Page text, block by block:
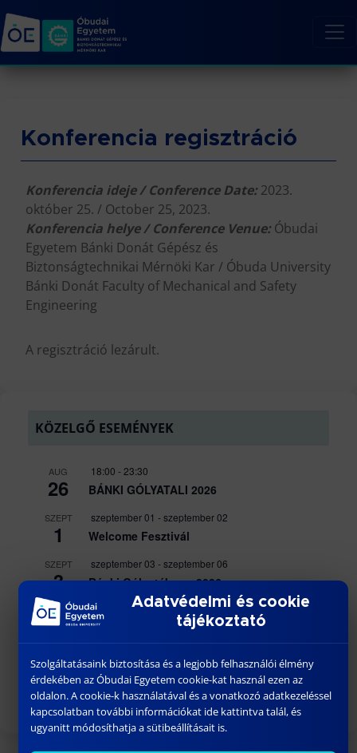
Konferencia regisztráció
Konferencia ideje / Conference Date: 2023.
október 25. / October 25, 2023.
Konferencia helye / Conference Venue: Óbudai
Egyetem Bánki Donát Gépész és
Biztonságtechnikai Mérnöki Kar / Óbuda University
Bánki Donát Faculty of Mechanical and Safety
Engineering
A regisztráció lezárult.
KÖZELGŐ ESEMÉNYEK
AUG
26
18:00 - 23:30
BÁNKI GÓLYATALI 2026
SZEPT
1
szeptember 01 -szeptember 02
Welcome Fesztivál
SZEPT
3
szeptember 03 -szeptember 06
Bánki Gólyatábor – 2026
SZEPT
3
10:15 13:00
DR. VARGA PÉTER JÁNOS egyetemi
docens habilitációs eljárása
Naptár megtekintése
Adatvédelmi és cookie
tájékoztató
Szolgáltatásaink biztosítása és a legjobb felhasználói élmény
érdekében az Óbudai Egyetem cookie-kat használ ezen az
oldalon. A cookie-k használatával és a vonatkozó adatkezeléssel
kapcsolatban további információkat ide kattintva talál, és
ugyanitt módosíthatja a sütibeállításait is.